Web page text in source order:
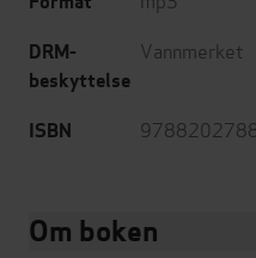
DRM-
beskyttelse
Vannmerket
ISBN
Om boken